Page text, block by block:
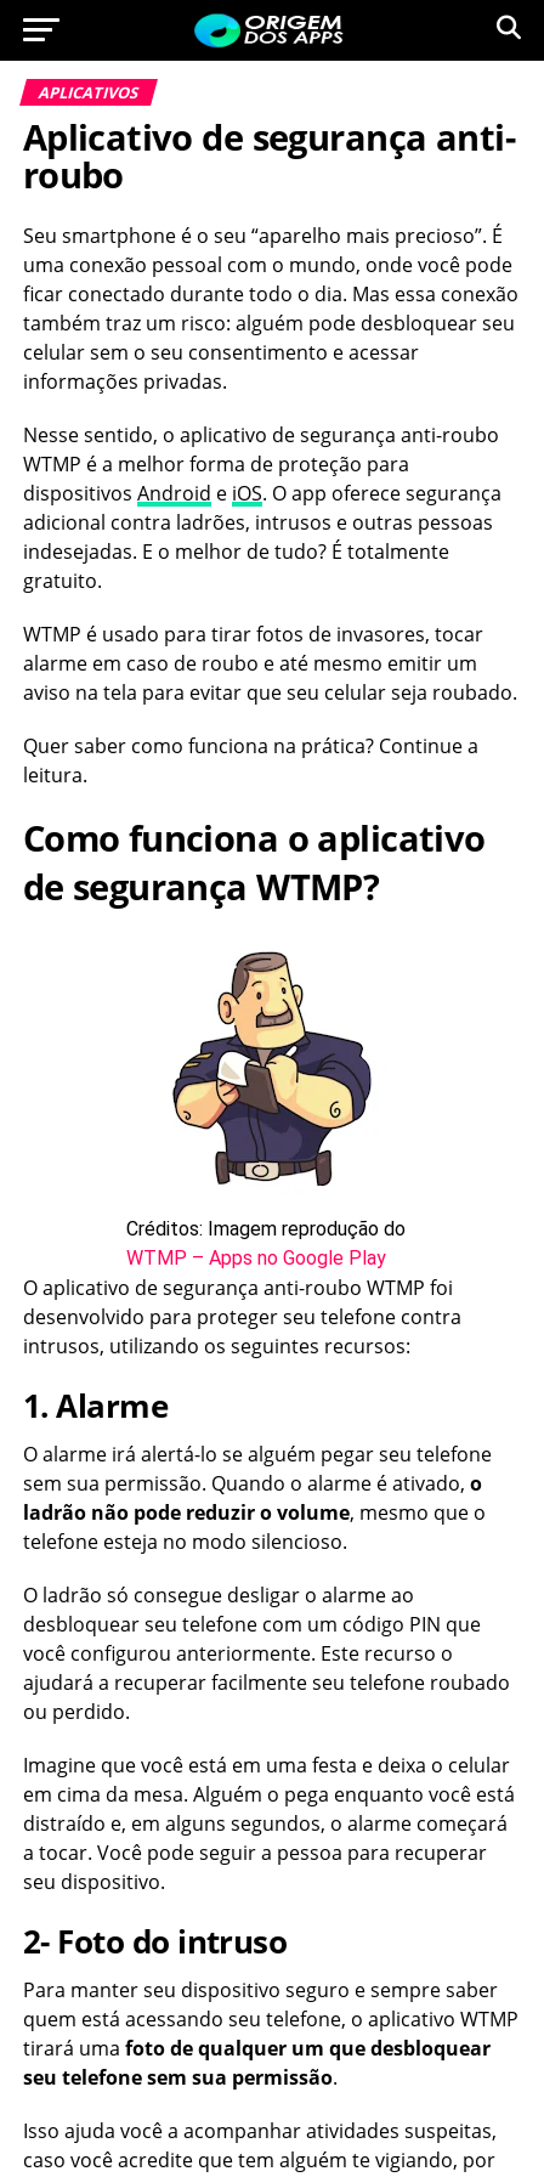
APLICATIVOS
Aplicativo de segurança anti-
roubo
Seu smartphone é o seu “aparelho mais precioso”. É
uma conexão pessoal com o mundo, onde você pode
ficar conectado durante todo o dia. Mas essa conexão
também traz um risco: alguém pode desbloquear seu
celular sem o seu consentimento e acessar
informações privadas.
Nesse sentido, o aplicativo de segurança anti-roubo
WTMP é a melhor forma de proteção para
dispositivos Android e iOS. O app oferece segurança
adicional contra ladrões, intrusos e outras pessoas
indesejadas. E o melhor de tudo? É totalmente
gratuito.
WTMP é usado para tirar fotos de invasores, tocar
alarme em caso de roubo e até mesmo emitir um
aviso na tela para evitar que seu celular seja roubado.
Quer saber como funciona na prática? Continue a
leitura.
Como funciona o aplicativo
de segurança WTMP?
Créditos: Imagem reprodução do
WTMP – Apps no Google Play
O aplicativo de segurança anti-roubo WTMP foi
desenvolvido para proteger seu telefone contra
intrusos, utilizando os seguintes recursos:
1. Alarme
O alarme irá alertá-lo se alguém pegar seu telefone
sem sua permissão. Quando o alarme é ativado, o
ladrão não pode reduzir o volume, mesmo que o
telefone esteja no modo silencioso.
O ladrão só consegue desligar o alarme ao
desbloquear seu telefone com um código PIN que
você configurou anteriormente. Este recurso o
ajudará a recuperar facilmente seu telefone roubado
ou perdido.
Imagine que você está em uma festa e deixa o celular
em cima da mesa. Alguém o pega enquanto você está
distraído e, em alguns segundos, o alarme começará
a tocar. Você pode seguir a pessoa para recuperar
seu dispositivo.
2- Foto do intruso
Para manter seu dispositivo seguro e sempre saber
quem está acessando seu telefone, o aplicativo WTMP
tirará uma foto de qualquer um que desbloquear
seu telefone sem sua permissão.
Isso ajuda você a acompanhar atividades suspeitas,
caso você acredite que tem alguém te vigiando, por